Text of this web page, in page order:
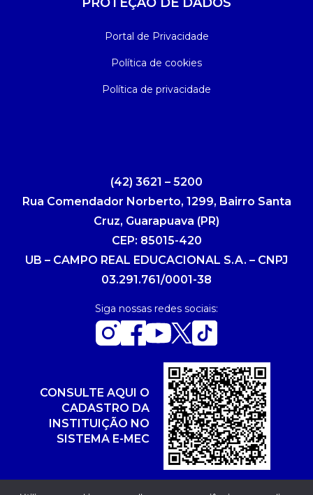
Portal de Privacidade
Política de cookies
Política de privacidade
(42) 3621 – 5200
Rua Comendador Norberto, 1299, Bairro Santa
Cruz, Guarapuava (PR)
CEP: 85015-420
UB – CAMPO REAL EDUCACIONAL S.A. – CNPJ
03.291.761/0001-38
Siga nossas redes sociais:
CONSULTE AQUI O
CADASTRO DA
INSTITUIÇÃO NO
SISTEMA E-MEC